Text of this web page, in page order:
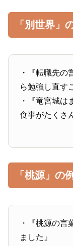
「別世界」
・『転職先の
ら勉強し直す
・『竜宮城は
食事がたくさ
「桃源」の
・『桃源の言
ました』